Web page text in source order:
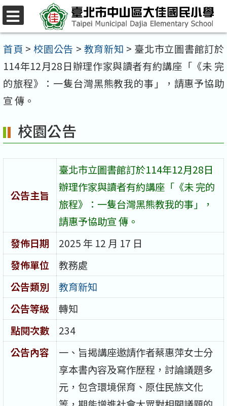
跳
至
主
要
內
容
首頁 > 校園公告 > 教育新知 > 臺北市立圖書館訂於
114年12月28日辦理作家與讀者有約講座「《未 完
的旅程》：一隻台灣黑熊教我的事」，請惠予協助
宣 傳。
校園公告
公告主旨
臺北市立圖書館訂於114年12月28日
辦理作家與讀者有約講座「《未 完的
旅程》：一隻台灣黑熊教我的事」，
請惠予協助宣 傳。
發佈日期
2025 年 12 月 17 日
發佈單位
教務處
公告類別
教育新知
公告等級
轉知
點閱次數
234
公告內容
一、旨揭講座邀請作者蔡惠萍女士分
享本書內容及寫作歷程，討論議題多
元，包含環境保育、原住民族文化
選
單